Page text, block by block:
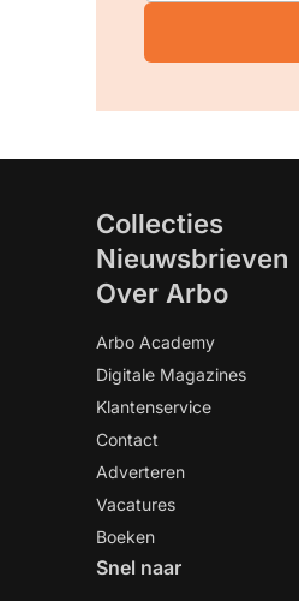
Collecties
Nieuwsbrieven
Over Arbo
Arbo Academy
Digitale Magazines
Klantenservice
Contact
Adverteren
Vacatures
Boeken
Snel naar